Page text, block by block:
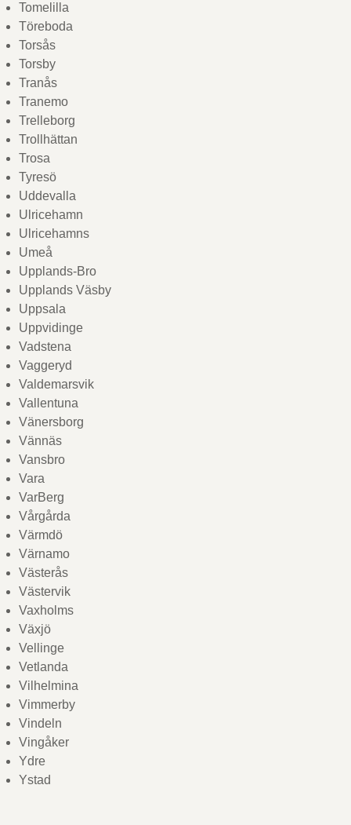
Tomelilla
Töreboda
Torsås
Torsby
Tranås
Tranemo
Trelleborg
Trollhättan
Trosa
Tyresö
Uddevalla
Ulricehamn
Ulricehamns
Umeå
Upplands-Bro
Upplands Väsby
Uppsala
Uppvidinge
Vadstena
Vaggeryd
Valdemarsvik
Vallentuna
Vänersborg
Vännäs
Vansbro
Vara
VarBerg
Vårgårda
Värmdö
Värnamo
Västerås
Västervik
Vaxholms
Växjö
Vellinge
Vetlanda
Vilhelmina
Vimmerby
Vindeln
Vingåker
Ydre
Ystad